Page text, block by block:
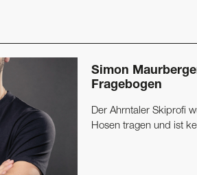
Simon
Fragebogen
Der Ahrntaler Skiprofi
Hosen tragen und ist